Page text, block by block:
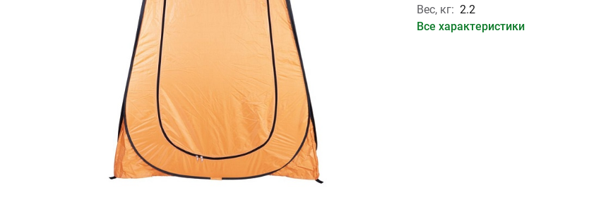
Вес, кг: 2.2
Все характеристики